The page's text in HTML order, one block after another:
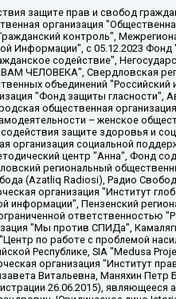
София Юрьевна, Карезина Инна Павловна, Кильтау Екатерина Викторовна, Петров Алексей Викторович, Пискунов Сергей Евгеньевич, Смирнов Сергей Сергеевич, Тихонов Михаил Сергеевич, Общество с ограниченной ответственностью "ЖУРНАЛИСТ-ИНОСТРАННЫЙ АГЕНТ", Арапова Галина Юрьевна, Вольтская Татьяна Анатольевна, Американская компания "Mason G.E.S. Anonymous Foundation" (США), являющаяся владельцем интернет-издания https://mnews.world/, Компания "Stichting Bellingcat", зарегистрированная в Нидерландах (дата регистрации 11.07.2018), Захаров Андрей Вячеславович, Клепиковская Екатерина Дмитриевна, Общество с ограниченной ответственностью "МЕМО", Перл Роман Александрович, Симонов Евгений Алексеевич, Соловьева Елена Анатольевна, Сотников Даниил Владимирович, Сурначева Елизавета Дмитриевна, Автономная некоммерческая организация по защите прав человека и информированию населения "Якутия – Наше Мнение", Общество с ограниченной ответственностью "Москоу диджитал медиа", с 26.01.2023 Общество с ограниченной ответственностью "Чайка Белые сады", Ветошкина Валерия Валерьевна, Заговора Максим Александрович, Межрегиональное общественное движение "Российская ЛГБТ - сеть", Оленичев Максим Владимирович, Павлов Иван Юрьевич, Скворцова Елена Сергеевна, Общество с ограниченной ответственностью "Как бы инагент", Кочетков Игорь Викторович, Общество с ограниченной ответственностью "Честные выборы", Еланчик Олег Александрович, Общество с ограниченной ответственностью "Нобелевский призыв", Гималова Регина Эмилевна, Григорьев Андрей Валерьевич, Григорьева Алина Александровна, Ассоциация по содействию защите